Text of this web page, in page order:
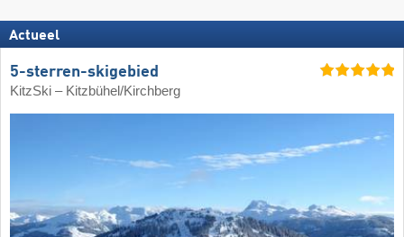
Actueel
5-sterren-skigebied
KitzSki – Kitzbühel/​Kirchberg